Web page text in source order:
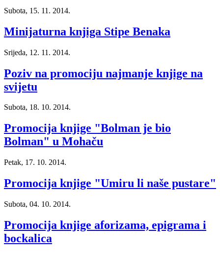
Subota, 15. 11. 2014.
Minijaturna knjiga Stipe Benaka
Srijeda, 12. 11. 2014.
Poziv na promociju najmanje knjige na
svijetu
Subota, 18. 10. 2014.
Promocija knjige "Bolman je bio
Bolman" u Mohaču
Petak, 17. 10. 2014.
Promocija knjige "Umiru li naše pustare"
Subota, 04. 10. 2014.
Promocija knjige aforizama, epigrama i
bockalica